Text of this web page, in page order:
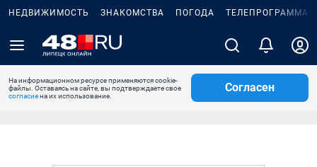
НЕДВИЖИМОСТЬ ЗНАКОМСТВА ПОГОДА ТЕЛЕПРОГРАММА
На информационном ресурсе применяются cookie-
файлы. Оставаясь на сайте, вы подтверждаете свое
согласиена их использование.
Согласен